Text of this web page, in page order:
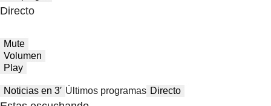
Directo
Mute
Volumen
Play
Noticias en 3′ Últimos programas Directo